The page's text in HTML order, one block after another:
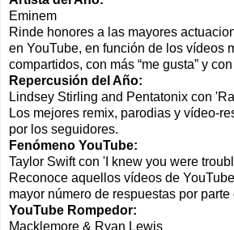
Eminem
Rinde honores a las mayores
en YouTube, en función de los vídeos
compartidos, con más “me gusta” y
Repercusión del Año:
Lindsey Stirling and Pentatonix con
Los mejores remix, parodias y vídeo-
por los seguidores.
Fenómeno YouTube:
Taylor Swift con 'I knew you were
Reconoce aquellos vídeos de
mayor número de respuestas por parte
YouTube Rompedor:
Macklemore & Ryan Lewis